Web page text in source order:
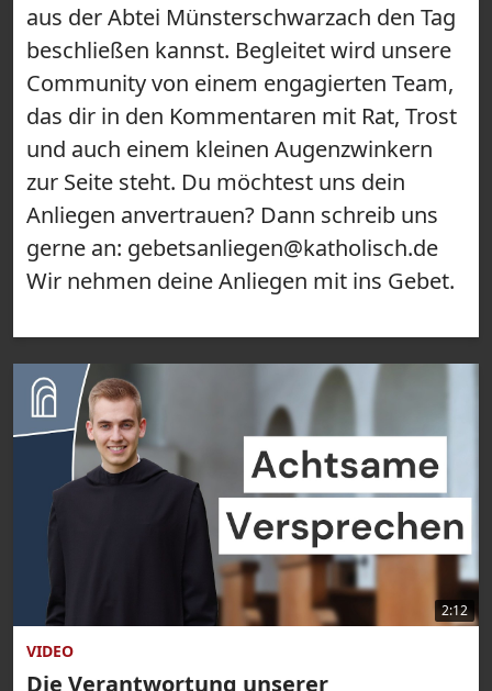
aus der Abtei Münsterschwarzach den Tag
beschließen kannst. Begleitet wird unsere
Community von einem engagierten Team,
das dir in den Kommentaren mit Rat, Trost
und auch einem kleinen Augenzwinkern
zur Seite steht. Du möchtest uns dein
Anliegen anvertrauen? Dann schreib uns
gerne an: gebetsanliegen@katholisch.de
Wir nehmen deine Anliegen mit ins Gebet.
2:12
VIDEO
Die Verantwortung unserer